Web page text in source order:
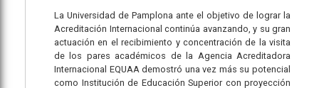
La Universidad de Pamplona ante el objetivo de lograr la
Acreditación Internacional continúa avanzando, y su gran
actuación en el recibimiento y concentración de la visita
de los pares académicos de la Agencia Acreditadora
Internacional EQUAA demostró una vez más su potencial
como Institución de Educación Superior con proyección